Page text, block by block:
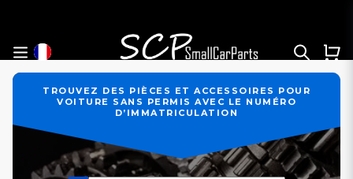
TROUVEZ DES PIÈCES ET ACCESSOIRES POUR
VOITURE SANS PERMIS AVEC LE NUMÉRO
D’IMMATRICULATION